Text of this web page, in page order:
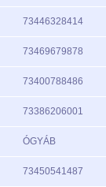
73446328414
73469679878
73400788486
73386206001
ÓGYÁB
73450541487